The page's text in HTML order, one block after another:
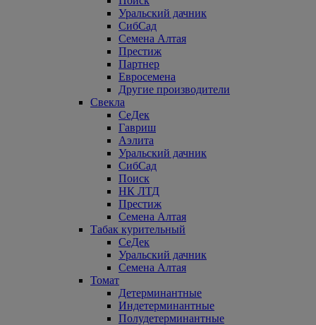
Уральский дачник
СибСад
Семена Алтая
Престиж
Партнер
Евросемена
Другие производители
Свекла
СеДек
Гавриш
Аэлита
Уральский дачник
СибСад
Поиск
НК ЛТД
Престиж
Семена Алтая
Табак курительный
СеДек
Уральский дачник
Семена Алтая
Томат
Детерминантные
Индетерминантные
Полудетерминантные